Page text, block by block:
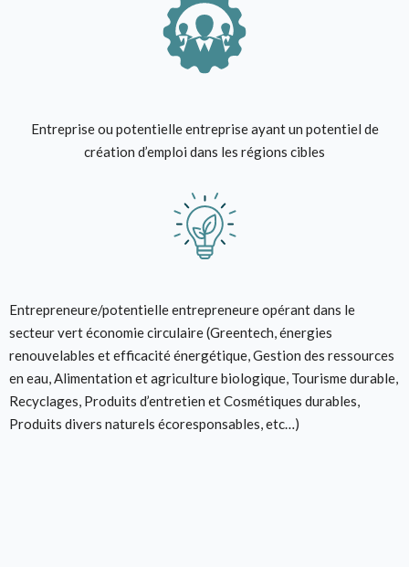
Entreprise ou potentielle entreprise ayant un potentiel de
création d’emploi dans les régions cibles
Entrepreneure/potentielle entrepreneure opérant dans le
secteur vert économie circulaire (Greentech, énergies
renouvelables et efficacité énergétique, Gestion des ressources
en eau, Alimentation et agriculture biologique, Tourisme durable,
Recyclages, Produits d’entretien et Cosmétiques durables,
Produits divers naturels écoresponsables, etc…)